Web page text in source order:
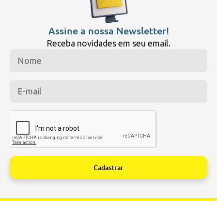
Assine a nossa Newsletter!
Receba novidades em seu email.
Cadastrar